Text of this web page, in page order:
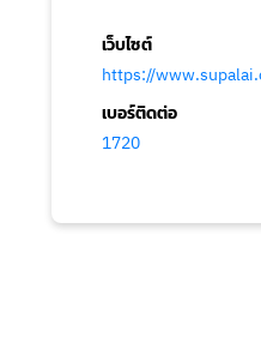
เว็บไซต์
https://
เบอร์ติดต่อ
1720